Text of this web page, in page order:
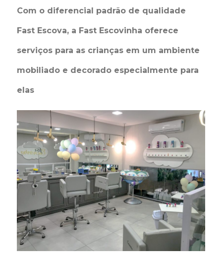
Com o diferencial padrão de qualidade
Fast Escova, a Fast Escovinha oferece
serviços para as crianças em um ambiente
mobiliado e decorado especialmente para
elas